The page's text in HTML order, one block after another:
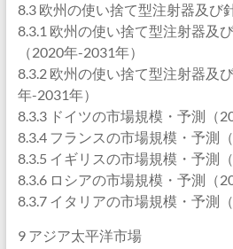
8.3 欧州の使い捨て型注射器及び
8.3.1 欧州の使い捨て型注射器及
（2020年-2031年）
8.3.2 欧州の使い捨て型注射器及
年-2031年）
8.3.3 ドイツの市場規模・予測（
8.3.4 フランスの市場規模・予測
8.3.5 イギリスの市場規模・予測
8.3.6 ロシアの市場規模・予測（
8.3.7 イタリアの市場規模・予測
9 アジア太平洋市場